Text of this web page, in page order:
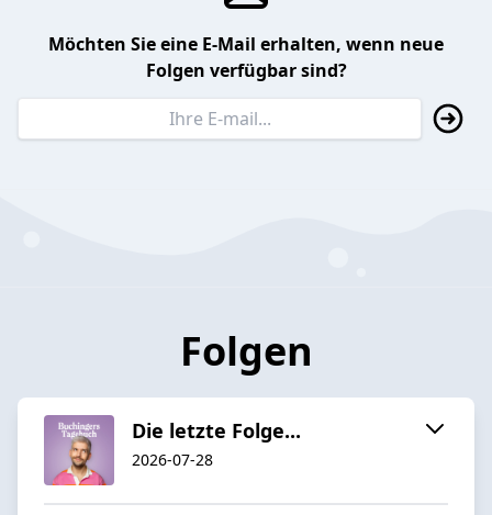
Möchten Sie eine E-Mail erhalten, wenn neue
Folgen verfügbar sind?
Folgen
Die letzte Folge...
2026-07-28